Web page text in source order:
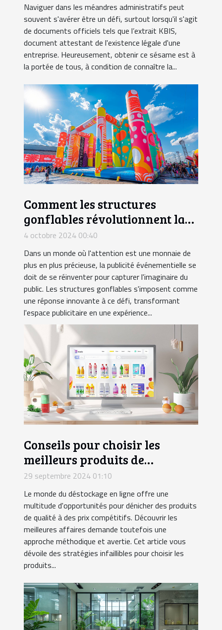
Naviguer dans les méandres administratifs peut
souvent s'avérer être un défi, surtout lorsqu'il s'agit
de documents officiels tels que l’extrait KBIS,
document attestant de l'existence légale d'une
entreprise. Heureusement, obtenir ce sésame est à
la portée de tous, à condition de connaître la...
Comment les structures
gonflables révolutionnent la
publicité événementielle
4 octobre 2024 00:40
Dans un monde où l'attention est une monnaie de
plus en plus précieuse, la publicité événementielle se
doit de se réinventer pour capturer l'imaginaire du
public. Les structures gonflables s'imposent comme
une réponse innovante à ce défi, transformant
l'espace publicitaire en une expérience...
Conseils pour choisir les
meilleurs produits de
déstockage en ligne
29 septembre 2024 01:10
Le monde du déstockage en ligne offre une
multitude d'opportunités pour dénicher des produits
de qualité à des prix compétitifs. Découvrir les
meilleures affaires demande toutefois une
approche méthodique et avertie. Cet article vous
dévoile des stratégies infaillibles pour choisir les
produits...